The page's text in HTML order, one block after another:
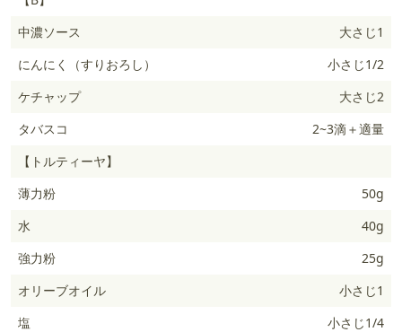
中濃ソース
大さじ1
にんにく（すりおろし）
小さじ1/2
ケチャップ
大さじ2
タバスコ
2~3滴＋適量
【トルティーヤ】
薄力粉
50g
水
40g
強力粉
25g
オリーブオイル
小さじ1
塩
小さじ1/4